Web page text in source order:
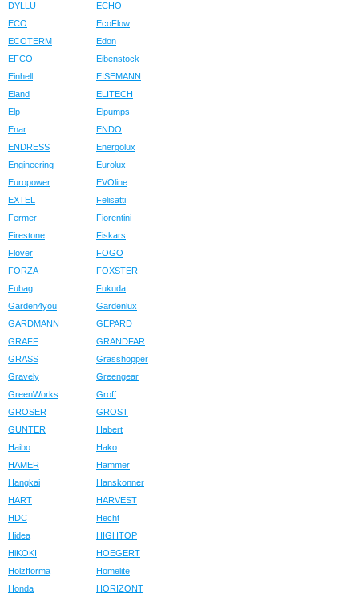
DYLLU
ECHO
ECO
EcoFlow
ECOTERM
Edon
EFCO
Eibenstock
Einhell
EISEMANN
Eland
ELITECH
Elp
Elpumps
Enar
ENDO
ENDRESS
Energolux
Engineering
Eurolux
Europower
EVOline
EXTEL
Felisatti
Fermer
Fiorentini
Firestone
Fiskars
Flover
FOGO
FORZA
FOXSTER
Fubag
Fukuda
Garden4you
Gardenlux
GARDMANN
GEPARD
GRAFF
GRANDFAR
GRASS
Grasshopper
Gravely
Greengear
GreenWorks
Groff
GROSER
GROST
GUNTER
Habert
Haibo
Hako
HAMER
Hammer
Hangkai
Hanskonner
HART
HARVEST
HDC
Hecht
Hidea
HIGHTOP
HiKOKI
HOEGERT
Holzfforma
Homelite
Honda
HORIZONT